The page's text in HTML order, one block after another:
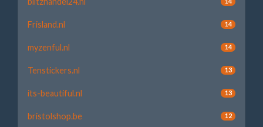
Frisland.nl 14
myzenful.nl 14
Tenstickers.nl 13
its-beautiful.nl 13
bristolshop.be 12